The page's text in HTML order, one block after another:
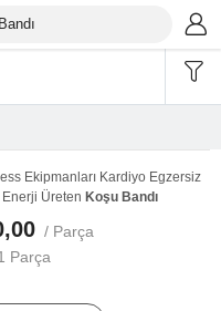
Ekipmanları Kardiyo Egzersiz
Üreten Koşu Bandı
/ Parça
Parça